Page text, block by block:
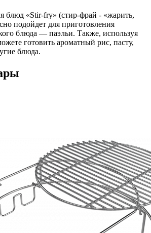
блюд «Stir-fry» (стир-фрай - «жарить,
подойдет для приготовления
блюда — паэльи. Также, используя
готовить ароматный рис, пасту,
блюда.